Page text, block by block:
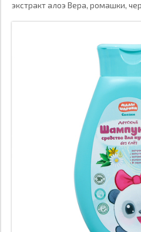
экстракт алоэ Вера, ромашки,